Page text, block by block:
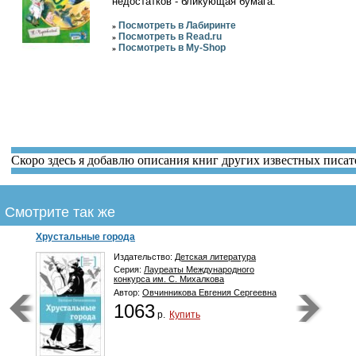
» Посмотреть в Лабиринте
» Посмотреть в Read.ru
» Посмотреть в My-Shop
Скоро здесь я добавлю описания книг других известных
Смотрите так же
Дети
Издательство: Детская литература
Серия: Лауреаты Международного
конкурса им. С. Михалкова
Автор: Бухаровский Алексей Анатольевич
1217 р. Купить